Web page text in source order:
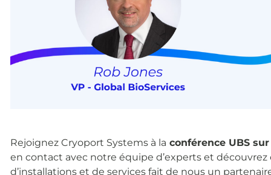
Rejoignez Cryoport Systems à la conférence UBS
en contact avec notre équipe d’experts et découvrez
d’installations et de services fait de nous un